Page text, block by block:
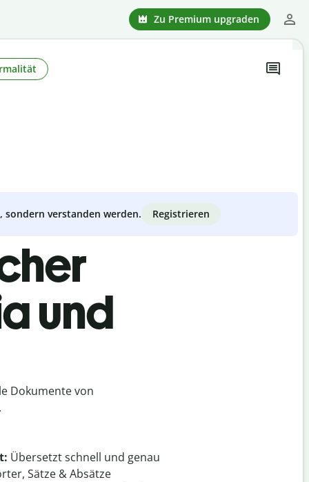
Zu Premium upgraden
verstanden werden. Registrieren
und
Dokumente von
Übersetzt schnell und genau
Sätze & Absätze